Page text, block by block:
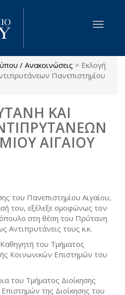
Toggle
/ Ανακοινώσεις > Εκλογή
Πανεπιστημίου
ΚΑΙ
ΑΙΓΑΙΟΥ
του Πανεπιστημίου Αιγαίου,
του, εξέλεξε ομοφώνως τον
στη θέση του Πρύτανη
Αντιπρυτάνεις τους κ.κ.
του Τμήματος
Κοινωνικών Επιστημών του
του Τμήματος Διοίκησης
της Διοίκησης του